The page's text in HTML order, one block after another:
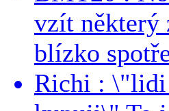
vzít některý
blízko
Richi : \"lidi